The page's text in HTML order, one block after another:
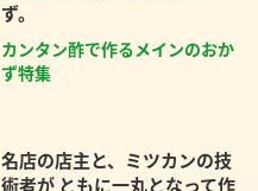
ず。
カンタン酢で作るメインのおか
ず特集
名店の店主と、ミツカンの技
術者が ともに一丸となって作